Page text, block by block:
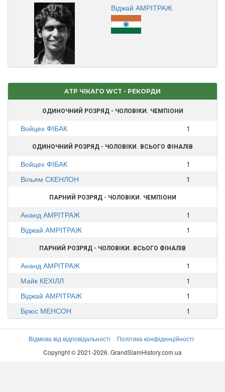
Віджай АМРІТРАЖ
ATP ЧІКАГО WCT - РЕКОРДИ
ОДИНОЧНИЙ РОЗРЯД - ЧОЛОВІКИ. ЧЕМПІОНИ
Войцех ФІБАК 1
ОДИНОЧНИЙ РОЗРЯД - ЧОЛОВІКИ. ВСЬОГО ФІНАЛІВ
Войцех ФІБАК
1
Вільям СКЕНЛОН
1
ПАРНИЙ РОЗРЯД - ЧОЛОВІКИ. ЧЕМПІОНИ
Ананд АМРІТРАЖ
1
Віджай АМРІТРАЖ
1
ПАРНИЙ РОЗРЯД - ЧОЛОВІКИ. ВСЬОГО ФІНАЛІВ
Ананд АМРІТРАЖ
1
Майк КЕХІЛЛ
1
Віджай АМРІТРАЖ
1
Брюс МЕНСОН
1
Відмова від відповідальності
Політика конфіденційності
Copyright © 2021-2026. GrandSlamHistory.com.ua